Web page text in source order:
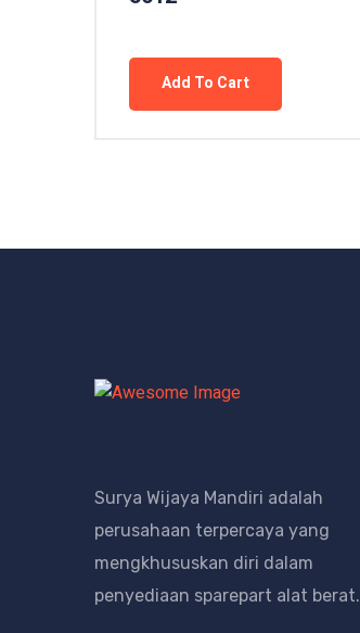
Add To Cart
Surya Wijaya Mandiri adalah
perusahaan terpercaya yang
mengkhususkan diri dalam
penyediaan sparepart alat berat.